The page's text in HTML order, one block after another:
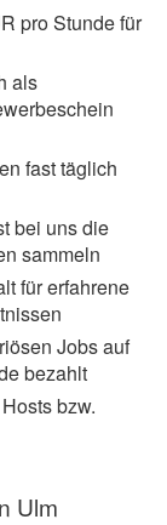
pro Stunde für
als
fast täglich
bei uns die
sammeln
für erfahrene
Jobs auf
bezahlt
bzw.
Ulm